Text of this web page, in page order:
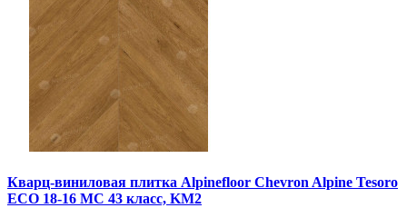
Кварц-виниловая плитка Alpinefloor Chevron Alpine Tesoro
ECO 18-16 MC 43 класс, KM2